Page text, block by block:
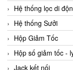
Hệ thống lọc di
Hệ thống Sưởi
Hộp Giảm Tốc
Hộp số giảm tốc -
Jack kết nối